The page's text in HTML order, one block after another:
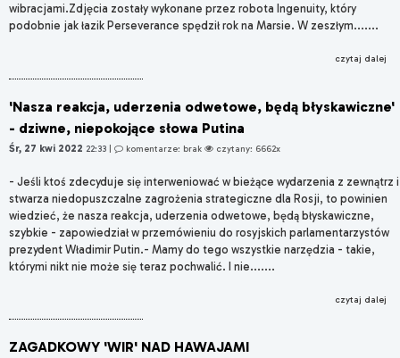
wibracjami.Zdjęcia zostały wykonane przez robota Ingenuity, który
podobnie jak łazik Perseverance spędził rok na Marsie. W zeszłym.......
czytaj dalej
'Nasza reakcja, uderzenia odwetowe, będą błyskawiczne'
- dziwne, niepokojące słowa Putina
Śr, 27 kwi 2022 22:33 | komentarze: brak czytany: 6662x
- Jeśli ktoś zdecyduje się interweniować w bieżące wydarzenia z zewnątrz i
stwarza niedopuszczalne zagrożenia strategiczne dla Rosji, to powinien
wiedzieć, że nasza reakcja, uderzenia odwetowe, będą błyskawiczne,
szybkie - zapowiedział w przemówieniu do rosyjskich parlamentarzystów
prezydent Władimir Putin.- Mamy do tego wszystkie narzędzia - takie,
którymi nikt nie może się teraz pochwalić. I nie.......
czytaj dalej
ZAGADKOWY 'WIR' NAD HAWAJAMI